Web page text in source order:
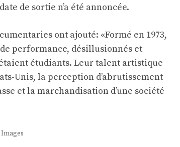
de sortie n’a été annoncée.
ont ajouté: «Formé en 1973,
de performance, désillusionnés et
étudiants. Leur talent artistique
Unis, la perception d’abrutissement
et la marchandisation d’une société